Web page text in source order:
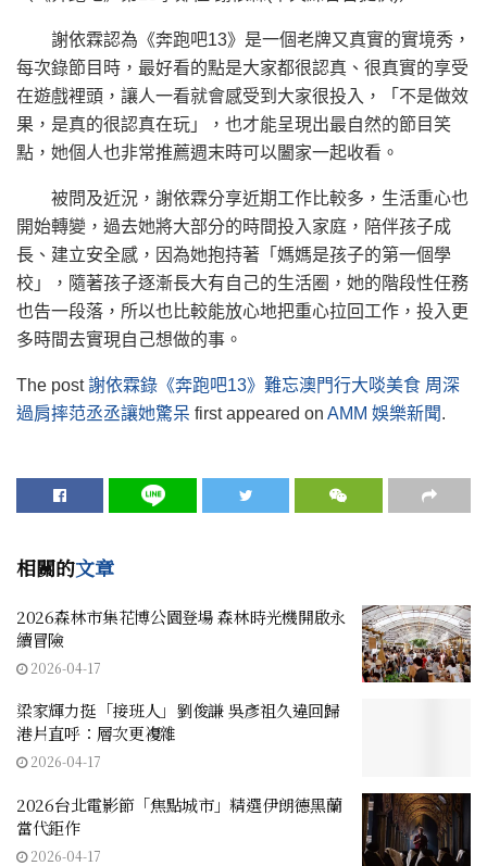
謝依霖認為《奔跑吧13》是一個老牌又真實的實境秀，
每次錄節目時，最好看的點是大家都很認真、很真實的享受
在遊戲裡頭，讓人一看就會感受到大家很投入，「不是做效
果，是真的很認真在玩」，也才能呈現出最自然的節目笑
點，她個人也非常推薦週末時可以闔家一起收看。
被問及近況，謝依霖分享近期工作比較多，生活重心也
開始轉變，過去她將大部分的時間投入家庭，陪伴孩子成
長、建立安全感，因為她抱持著「媽媽是孩子的第一個學
校」，隨著孩子逐漸長大有自己的生活圈，她的階段性任務
也告一段落，所以也比較能放心地把重心拉回工作，投入更
多時間去實現自己想做的事。
The post謝依霖錄《奔跑吧13》難忘澳門行大啖美食 周深
過肩摔范丞丞讓她驚呆 first appeared on AMM 娛樂新聞.
相關的文章
2026森林市集花博公園登場 森林時光機開啟永
續冒險
2026-04-17
梁家輝力挺「接班人」劉俊謙 吳彥祖久違回歸
港片直呼：層次更複雜
2026-04-17
2026台北電影節「焦點城市」精選伊朗德黑蘭
當代鉅作
2026-04-17